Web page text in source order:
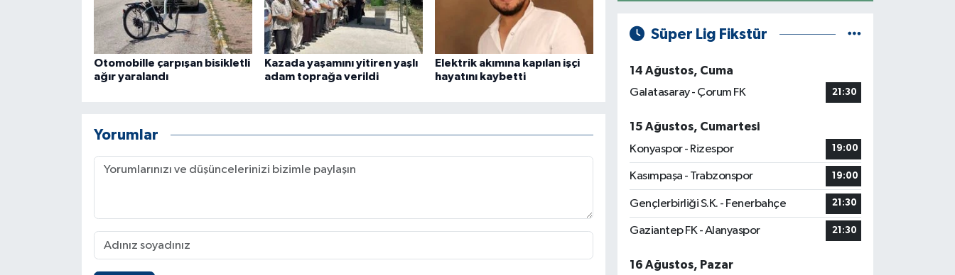
Otomobille çarpışan bisikletli
ağır yaralandı
Kazada yaşamını yitiren yaşlı
adam toprağa verildi
Elektrik akımına kapılan işçi
hayatını kaybetti
Yorumlar
Süper Lig Fikstür
14 Ağustos, Cuma
Galatasaray - Çorum FK
21:30
15 Ağustos, Cumartesi
Konyaspor - Rizespor
19:00
Kasımpaşa - Trabzonspor 19:00
Gençlerbirliği S.K. - Fenerbahçe 21:30
Gaziantep FK - Alanyaspor 21:30
16 Ağustos, Pazar
Yerel Haberler